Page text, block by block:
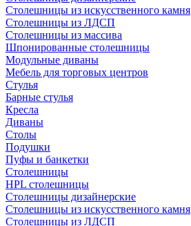
Столешницы из искусственного камня
Столешницы из ЛДСП
Столешницы из массива
Шпонированные столешницы
Модульные диваны
Мебель для торговых центров
Стулья
Барные стулья
Кресла
Диваны
Столы
Подушки
Пуфы и банкетки
Столешницы
HPL столешницы
Столешницы дизайнерские
Столешницы из искусственного камня
Столешницы из ЛДСП